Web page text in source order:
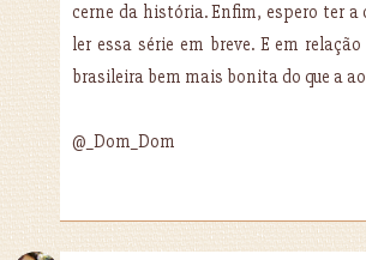
cerne da história. Enfim, espero ter a
ler essa série em breve. E em
brasileira bem mais bonita do que a
@_Dom_Dom